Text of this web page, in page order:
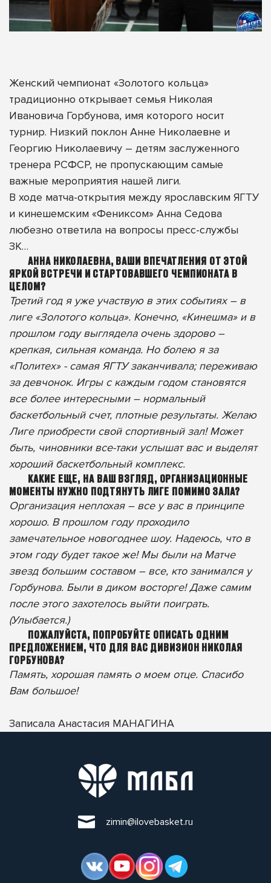
Женский чемпионат «Золотого кольца»
традиционно открывает семья Николая
Ивановича Горбунова, имя которого носит
турнир. Низкий поклон Анне Николаевне и
Георгию Николаевичу – детям заслуженного
тренера РСФСР, не пропускающим самые
важные мероприятия нашей лиги.
В ходе матча-открытия между ярославским ЯГТУ
и кинешемским «Фениксом» Анна Седова
любезно ответила на вопросы пресс-службы
ЗК…
АННА НИКОЛАЕВНА, ВАШИ ВПЕЧАТЛЕНИЯ ОТ ЭТОЙ
ЯРКОЙ ВСТРЕЧИ И СТАРТОВАВШЕГО ЧЕМПИОНАТА В
ЦЕЛОМ?
Третий год я уже участвую в этих событиях – в
лиге «Золотого кольца». Конечно, «Кинешма» и в
прошлом году выглядела очень здорово –
крепкая, сильная команда. Но болею я за
«Политех» - самая ЯГТУ заканчивала; переживаю
за девчонок. Игры с каждым годом становятся
все более интересными – нормальный
баскетбольный счет, плотные результаты. Желаю
Лиге приобрести свой спортивный зал! Может
быть, чиновники все-таки услышат вас и выделят
хороший баскетбольный комплекс.
КАКИЕ ЕЩЕ, НА ВАШ ВЗГЛЯД, ОРГАНИЗАЦИОННЫЕ
МОМЕНТЫ НУЖНО ПОДТЯНУТЬ ЛИГЕ ПОМИМО ЗАЛА?
Организация неплохая – все у вас в принципе
хорошо. В прошлом году проходило
замечательное новогоднее шоу. Надеюсь, что в
этом году будет такое же! Мы были на Матче
звезд большим составом – все, кто занимался у
Горбунова. Были в диком восторге! Даже самим
после этого захотелось выйти поиграть.
(Улыбается.)
ПОЖАЛУЙСТА, ПОПРОБУЙТЕ ОПИСАТЬ ОДНИМ
ПРЕДЛОЖЕНИЕМ, ЧТО ДЛЯ ВАС ДИВИЗИОН НИКОЛАЯ
ГОРБУНОВА?
Память, хорошая память о моем отце. Спасибо
Вам большое!
Записала Анастасия МАНАГИНА
zimin@ilovebasket.ru